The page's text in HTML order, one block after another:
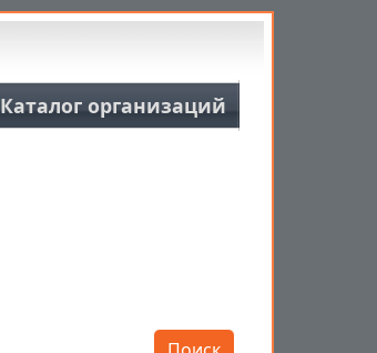
Каталог организаций